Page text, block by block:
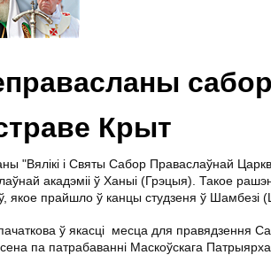
Крыт
"Вялікі і Святы Сабор Праваслаўнай
акадэміі ў Ханыі (Грэцыя). Такое
якое прайшло ў канцы студзеня ў Шамбезі
ў якасці месца для правядзення
па патрабаванні Маскоўскага